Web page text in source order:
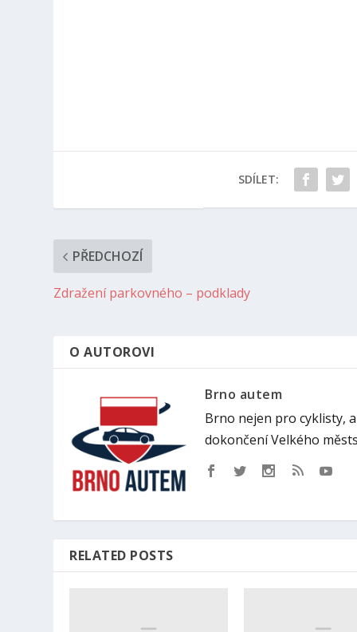
SDÍLET:
PŘEDCHOZÍ
Zdražení parkovného – podklady
O AUTOROVI
Brno autem
Brno nejen pro cyklisty,
dokončení Velkého
RELATED POSTS